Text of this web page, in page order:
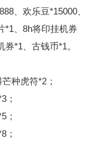
、欢乐豆*15000、
*1、8h将印挂机券
*1、古钱币*1。
种虎符*2；
；
；
；